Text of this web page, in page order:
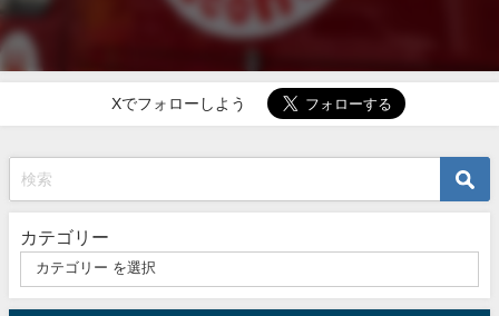
Xでフォローしよう
カテゴリー